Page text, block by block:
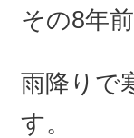
その8年
雨降りで
す。